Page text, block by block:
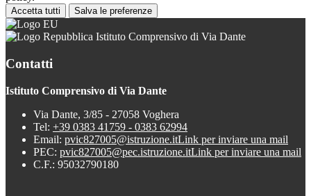
Accetta tutti Salva le preferenze
Istituto Comprensivo di Via Dante
Contatti
Istituto Comprensivo di Via Dante
Via Dante, 3/85 - 27058 Voghera
Tel: +39 0383 41759 - 0383 62994
Email: pvic827005@istruzione.itLink per inviare una mail
PEC: pvic827005@pec.istruzione.itLink per inviare una mail
C.F.: 95032790180